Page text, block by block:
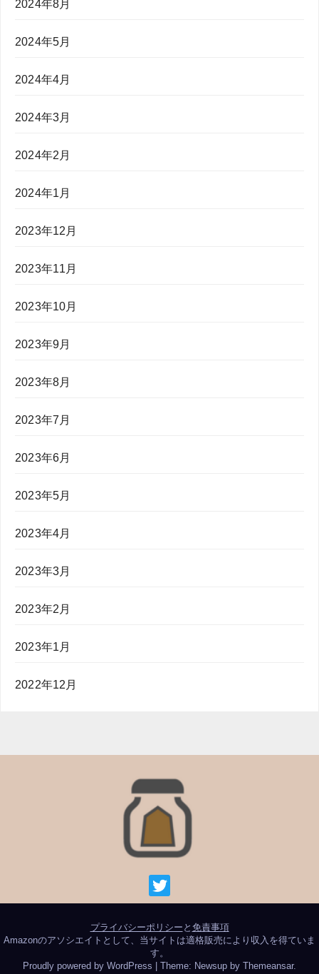
2024年8月
2024年5月
2024年4月
2024年3月
2024年2月
2024年1月
2023年12月
2023年11月
2023年10月
2023年9月
2023年8月
2023年7月
2023年6月
2023年5月
2023年4月
2023年3月
2023年2月
2023年1月
2022年12月
プライバシーポリシー と 免責事項
Amazonのアソシエイトとして、当サイトは適格販売により収入を得ていま
す。
Proudly powered by WordPress
Theme: Newsup by Themeansar.